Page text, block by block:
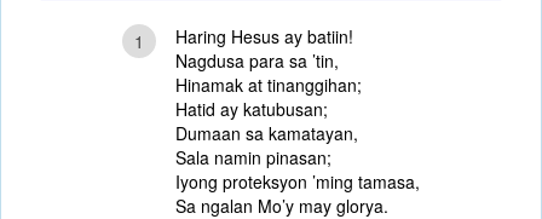
1
Haring Hesus ay batiin!
Nagdusa para sa ’tin,
Hinamak at tinanggihan;
Hatid ay katubusan;
Dumaan sa kamatayan,
Sala namin pinasan;
Iyong proteksyon ’ming tamasa,
Sa ngalan Mo’y may glorya.